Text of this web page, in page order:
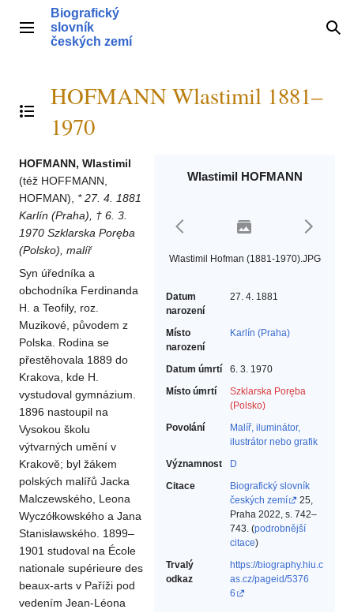
obsahHlavní menu
Biografický
slovník
českých zemí
Přepnout obsah
HOFMANN Wlastimil 1881–
1970
Wlastimil HOFMANN
Wlastimil Hofman (1881-1970).JPG
Datum
narození
27. 4. 1881
Místo
narození
Karlín (Praha)
Datum úmrtí
6. 3. 1970
Místo úmrtí
Szklarska Poręba
(Polsko)
Povolání
Malíř, iluminátor,
ilustrátor nebo grafik‎
Významnost
D
Citace
Biografický slovník
českých zemí
25,
Praha 2022, s. 742–
743. (podrobnější
citace)
Trvalý
odkaz
https://biography.hiu.c
as.cz/pageid/5376
6
HOFMANN, Wlastimil
(též HOFFMANN,
HOFMAN), * 27. 4. 1881
Karlín (Praha), † 6. 3.
1970 Szklarska Poręba
(Polsko), malíř
Syn úředníka a
obchodníka Ferdinanda
H. a Teofily, roz.
Muzikové, původem z
Polska. Rodina se
přestěhovala 1889 do
Krakova, kde H.
vystudoval gymnázium.
1896 nastoupil na
Vysokou školu
výtvarných umění v
Krakově; byl žákem
polských malířů Jacka
Malczewského, Leona
Wyczółkowského a Jana
Stanisławského. 1899–
1901 studoval na École
nationale supérieure des
beaux-arts v Paříži pod
vedením Jean-Léona